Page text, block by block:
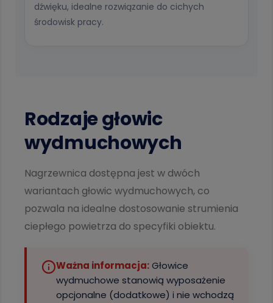
dźwięku, idealne rozwiązanie do cichych
środowisk pracy.
Rodzaje głowic
wydmuchowych
Nagrzewnica dostępna jest w dwóch
wariantach głowic wydmuchowych, co
pozwala na idealne dostosowanie strumienia
ciepłego powietrza do specyfiki obiektu.
Ważna informacja:Głowice
wydmuchowe stanowią wyposażenie
opcjonalne (dodatkowe) i nie wchodzą